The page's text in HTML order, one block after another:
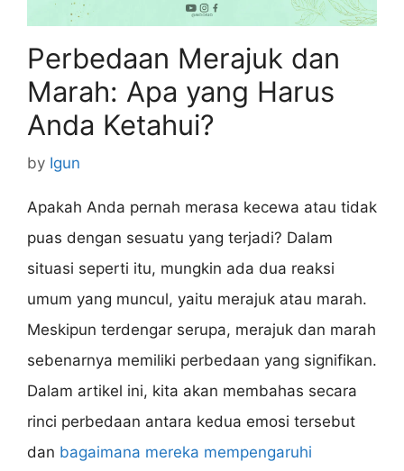
Perbedaan Merajuk dan
Marah: Apa yang Harus
Anda Ketahui?
by Igun
Apakah Anda pernah merasa kecewa atau tidak
puas dengan sesuatu yang terjadi? Dalam
situasi seperti itu, mungkin ada dua reaksi
umum yang muncul, yaitu merajuk atau marah.
Meskipun terdengar serupa, merajuk dan marah
sebenarnya memiliki perbedaan yang signifikan.
Dalam artikel ini, kita akan membahas secara
rinci perbedaan antara kedua emosi tersebut
dan bagaimana mereka mempengaruhi